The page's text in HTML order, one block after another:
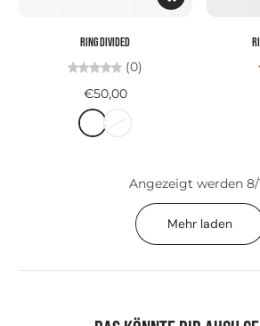
Ring DIVIDED
(0)
€50,00
Angezeigt werden 8/
Mehr laden